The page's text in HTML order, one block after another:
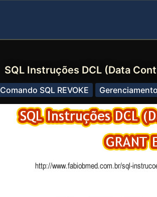
SQL Instruções DCL (Data
Comando SQL REVOKE